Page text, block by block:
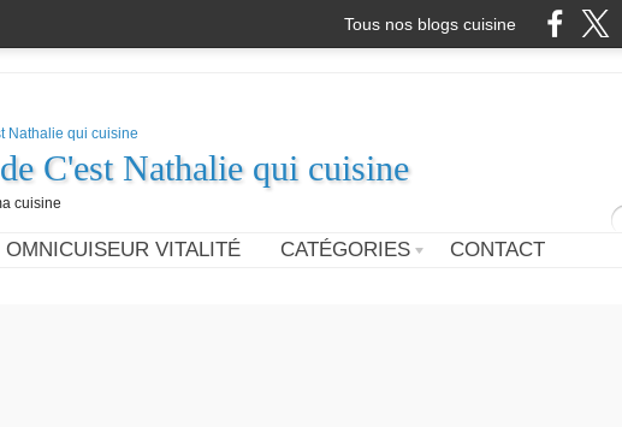
Tous nos blogs cuisine
C'est Nathalie qui cuisine
cuisine
OMNICUISEUR VITALITÉ CATÉGORIES CONTACT